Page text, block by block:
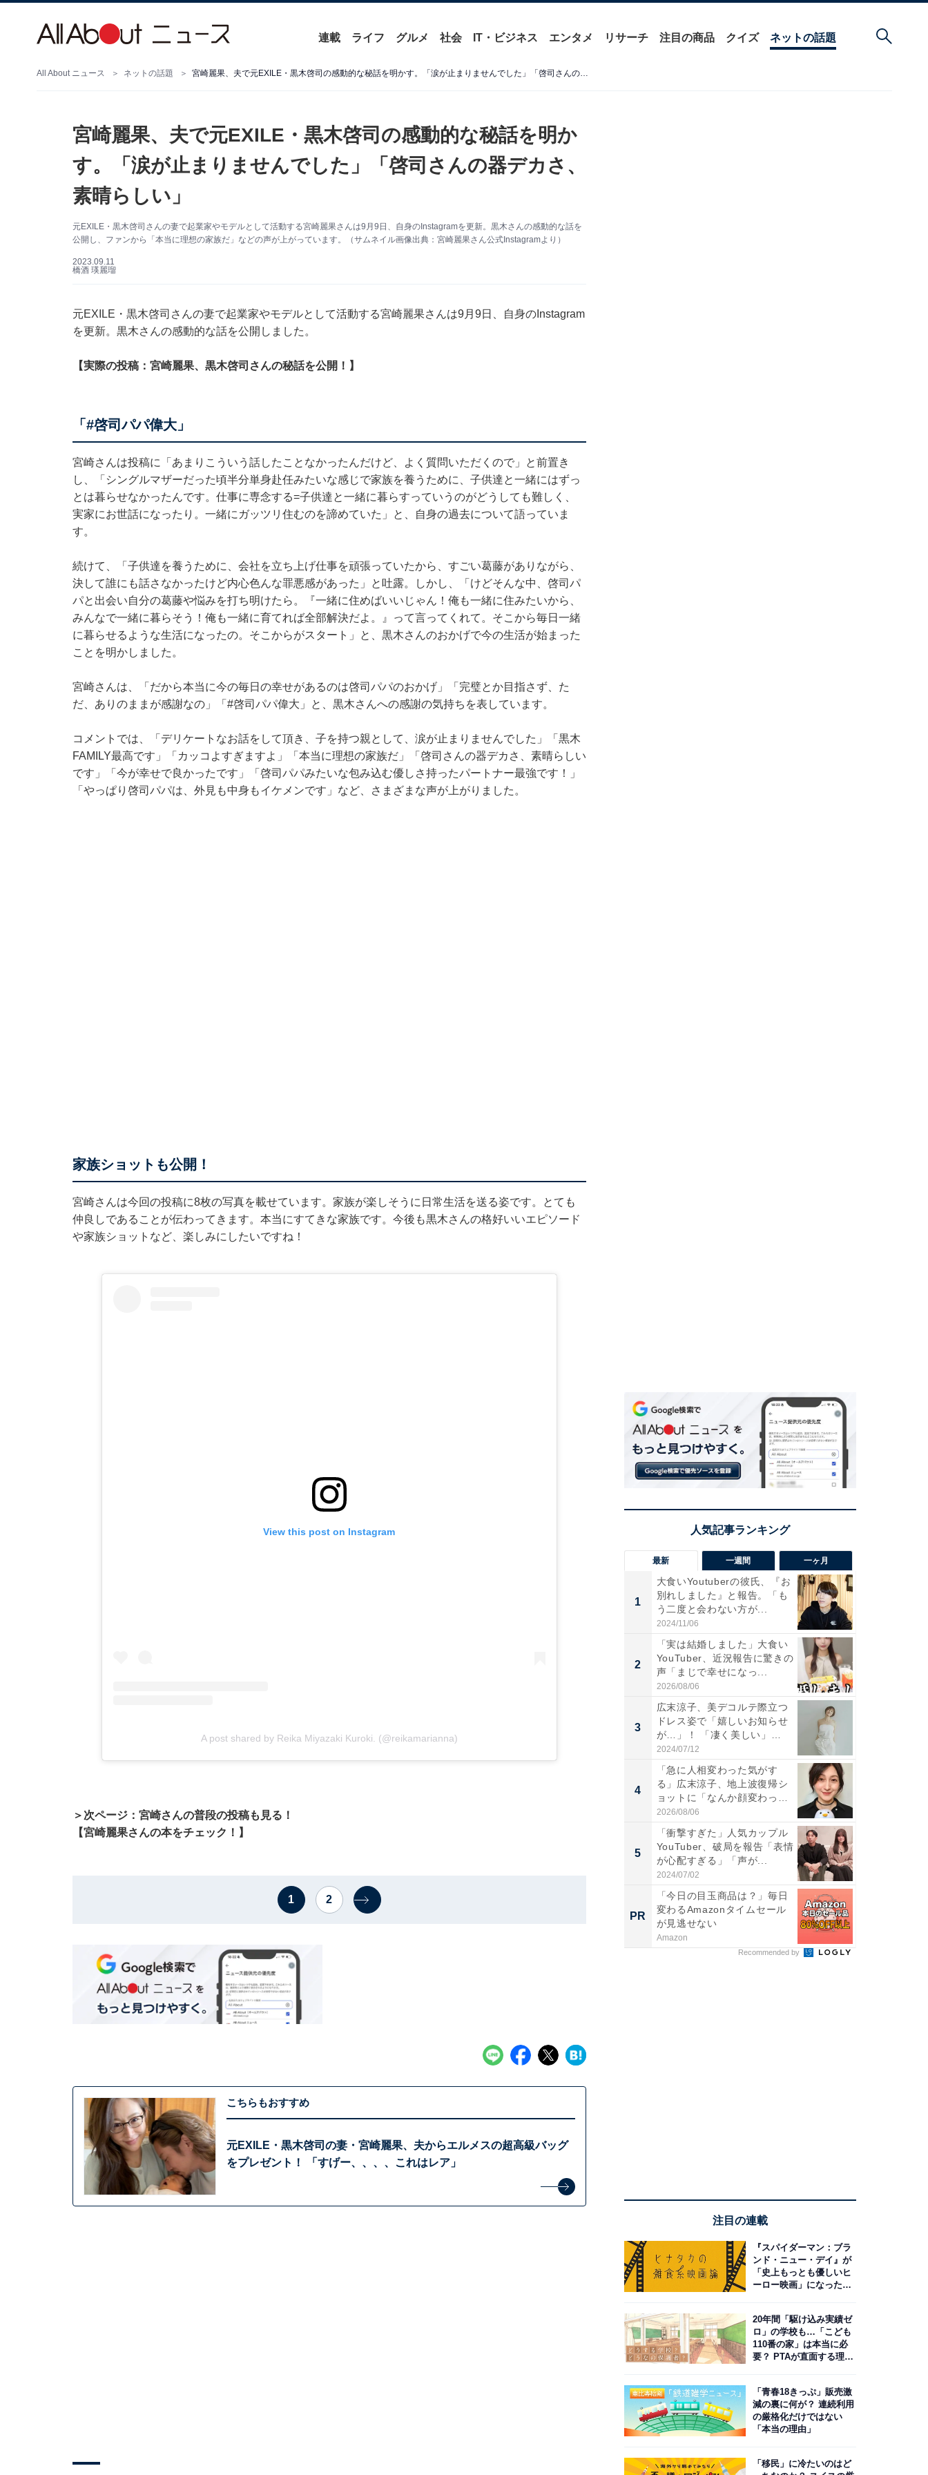
連載 ライフ グルメ 社会 IT・ビジネス エンタメ リサーチ 注目の商品 クイズ ネットの話題
All About ニュース ネットの話題 宮崎麗果、夫で元EXILE・黒木啓司の感動的な秘話を明かす。「涙が止まりませんでした」「啓司さんの器デカさ、素晴らしい」
宮崎麗果、夫で元EXILE・黒木啓司の感動的な秘話を明か
す。「涙が止まりませんでした」「啓司さんの器デカさ、
素晴らしい」
元EXILE・黒木啓司さんの妻で起業家やモデルとして活動する宮崎麗果さんは9月9日、自身のInstagramを更新。黒木さんの感動的な話を
公開し、ファンから「本当に理想の家族だ」などの声が上がっています。（サムネイル画像出典：宮崎麗果さん公式Instagramより）
2023.09.11
橋酒 瑛麗瑠
元EXILE・黒木啓司さんの妻で起業家やモデルとして活動する宮崎麗果さんは9月9日、自身のInstagram
を更新。黒木さんの感動的な話を公開しました。
【実際の投稿：宮崎麗果、黒木啓司さんの秘話を公開！】
「#啓司パパ偉大」
宮崎さんは投稿に「あまりこういう話したことなかったんだけど、よく質問いただくので」と前置き
し、「シングルマザーだった頃半分単身赴任みたいな感じで家族を養うために、子供達と一緒にはずっ
とは暮らせなかったんです。仕事に専念する=子供達と一緒に暮らすっていうのがどうしても難しく、
実家にお世話になったり。一緒にガッツリ住むのを諦めていた」と、自身の過去について語っていま
す。
続けて、「子供達を養うために、会社を立ち上げ仕事を頑張っていたから、すごい葛藤がありながら、
決して誰にも話さなかったけど内心色んな罪悪感があった」と吐露。しかし、「けどそんな中、啓司パ
パと出会い自分の葛藤や悩みを打ち明けたら。『一緒に住めばいいじゃん！俺も一緒に住みたいから、
みんなで一緒に暮らそう！俺も一緒に育てれば全部解決だよ。』って言ってくれて。そこから毎日一緒
に暮らせるような生活になったの。そこからがスタート」と、黒木さんのおかげで今の生活が始まった
ことを明かしました。
宮崎さんは、「だから本当に今の毎日の幸せがあるのは啓司パパのおかげ」「完璧とか目指さず、た
だ、ありのままが感謝なの」「#啓司パパ偉大」と、黒木さんへの感謝の気持ちを表しています。
コメントでは、「デリケートなお話をして頂き、子を持つ親として、涙が止まりませんでした」「黒木
FAMILY最高です」「カッコよすぎますよ」「本当に理想の家族だ」「啓司さんの器デカさ、素晴らしい
です」「今が幸せで良かったです」「啓司パパみたいな包み込む優しさ持ったパートナー最強です！」
「やっぱり啓司パパは、外見も中身もイケメンです」など、さまざまな声が上がりました。
家族ショットも公開！
宮崎さんは今回の投稿に8枚の写真を載せています。家族が楽しそうに日常生活を送る姿です。とても
仲良しであることが伝わってきます。本当にすてきな家族です。今後も黒木さんの格好いいエピソード
や家族ショットなど、楽しみにしたいですね！
View this post on Instagram
A post shared by Reika Miyazaki Kuroki. (@reikamarianna)
＞次ページ：宮崎さんの普段の投稿も見る！
【宮崎麗果さんの本をチェック！】
1 2
こちらもおすすめ
元EXILE・黒木啓司の妻・宮崎麗果、夫からエルメスの超高級バッグ
をプレゼント！ 「すげー、、、、これはレア」
最新 一週間 一ヶ月
1
大食いYoutuberの彼氏、『お
別れしました』と報告。「も
う二度と会わない方が...
2024/11/06
2
「実は結婚しました」大食い
YouTuber、近況報告に驚きの
声「まじで幸せになっ...
2026/08/06
3
広末涼子、美デコルテ際立つ
ドレス姿で「嬉しいお知らせ
が…」！ 「凄く美しい」
「透...
2024/07/12
4
「急に人相変わった気がす
る」広末涼子、地上波復帰シ
ョットに「なんか顔変わっ
た」の...
2026/08/06
5
「衝撃すぎた」人気カップル
YouTuber、破局を報告「表情
が心配すぎる」「声が...
2024/07/02
PR
「今日の目玉商品は？」毎日
変わるAmazonタイムセール
が見逃せない
Amazon
Recommended by
注目の連載
『スパイダーマン：ブラ
ンド・ニュー・デイ』が
「史上もっとも優しいヒ
ーロー映画」になった理
20年間「駆け込み実績ゼ
ロ」の学校も…「こども
110番の家」は本当に必
要？ PTAが直面する理想
「青春18きっぷ」販売激
減の裏に何が？ 連続利用
の厳格化だけではない
「本当の理由」
「移民」に冷たいのはど